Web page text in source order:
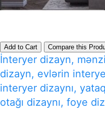
Add to Cart Compare this
İnteryer dizayn,
dizayn, evlərin
interyer dizaynı,
otağı dizaynı, foye